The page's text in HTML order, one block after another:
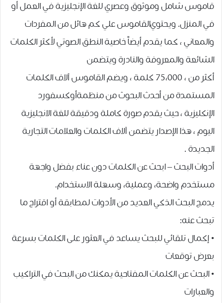
قاموس شامل وموثوق وعصري للغة الإنجليزية في العمل أو
في المنزل. ﻭﻳﺤﺘﻮﻱﺍﻟﻘﺎﻣﻮﺱ ﻋﻠﻲ ﻛﻢ ﻫﺎﺋﻞ ﻣﻦ ﺍﻟﻤﻔﺮﺩﺍﺕ
ﻭﺍﻟﻤﻌﺎﻧﻲ ، ﻛﻤﺎ ﻳﻘﺪﻡ ﺃﻳﻀﺎً ﺧﺎﺻﻴﺔ ﺍﻟﻨﻄﻖ ﺍﻟﺼﻮﺗﻲ ﻷﻛﺜﺮ ﺍﻟﻜﻠﻤﺎﺕ
ﺍﻟﺸﺎﺋﻌﺔ ﻭﺍﻟﻤﻌﺮﻭﻓﺔ ﻭﺍﻟﻨﺎﺩﺭﺓ ﻭﻳﺘﻀﻤﻦ
ﺃﻛﺜﺮ ﻣﻦ ، 75،000 ﻛﻠﻤﺔ ، ﻭﻳﻀﻢ ﺍﻟﻘﺎﻣﻮﺱ ﺁﻻﻑ ﺍﻟﻜﻠﻤﺎﺕ
ﺍﻟﻤﺴﺘﻤﺪﺓ ﻣﻦ ﺃﺣﺪﺙ ﺍﻟﺒﺤﻮﺙ ﻣﻦ ﻣﻨﻈﻤﺔﺃﻭﻛﺴﻔﻮﺭﺩ
ﺍﻹﻧﻜﻠﻴﺰﻳﺔ ، ﺣﻴﺚ ﻳﻘﺪﻡ ﺻﻮﺭﺓ ﻛﺎﻣﻠﺔ ﻭﺩﻗﻴﻘﺔ ﻟﻠﻐﺔ ﺍﻻﻧﺠﻠﻴﺰﻳﺔ
ﺍﻟﻴﻮﻡ ، ﻫﺬﺍ ﺍﻹﺻﺪﺍﺭ ﻳﺘﻀﻤﻦ ﺁﻻﻑ ﺍﻟﻜﻠﻤﺎﺕ ﻭﺍﻟﻌﻼﻣﺎﺕ ﺍﻟﺘﺠﺎﺭﻳﺔ
ﺍﻟﺠﺪﻳﺪﺓ .
أدوات البحث – ابحث عن الكلمات دون عناء بفضل واجهة
مستخدم واضحة، وعملية، وسهلة الاستخدام.
يدمج البحث الذكي العديد من الأدوات لمطابقة أو اقتراح ما
تبحث عنه:
• إكمال تلقائي للبحث يساعد في العثور على الكلمات بسرعة
بعرض توقعات
• البحث عن الكلمات المفتاحية يمكنك من البحث في التراكيب
والعبارات